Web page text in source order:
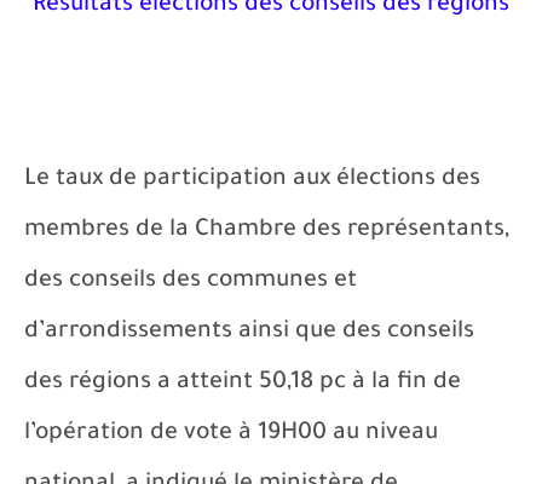
Résultats élections des conseils des régions
Le taux de participation aux élections des
membres de la Chambre des représentants,
des conseils des communes et
d’arrondissements ainsi que des conseils
des régions a atteint 50,18 pc à la fin de
l’opération de vote à 19H00 au niveau